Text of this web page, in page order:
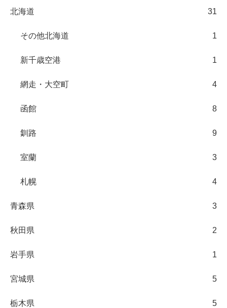
北海道 31
その他北海道 1
新千歳空港 1
網走・大空町 4
函館 8
釧路 9
室蘭 3
札幌 4
青森県 3
秋田県 2
岩手県 1
宮城県 5
栃木県 5